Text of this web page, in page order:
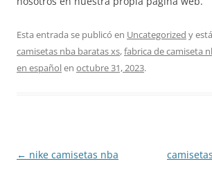
Esta entrada se publicó en Uncategorized y
camisetas nba baratas xs,fabrica de camiseta
en españolen octubre 31, 2023.
Navegación
← nike camisetas nba